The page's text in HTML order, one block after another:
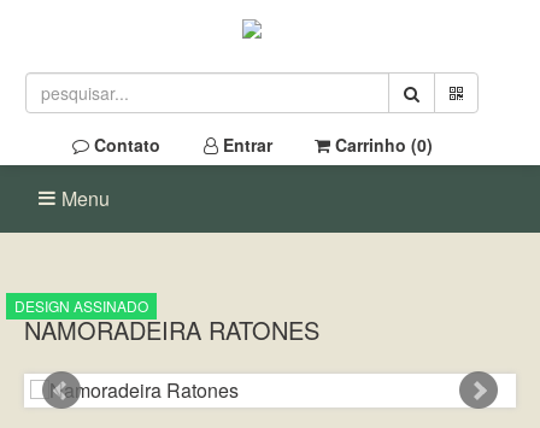
Contato Entrar Carrinho (0)
Menu
NAMORADEIRA RATONES
DESIGN ASSINADO